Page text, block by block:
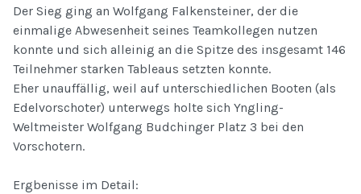
Der Sieg ging an Wolfgang Falkensteiner, der die
einmalige Abwesenheit seines Teamkollegen nutzen
konnte und sich alleinig an die Spitze des insgesamt 146
Teilnehmer starken Tableaus setzten konnte.
Eher unauffällig, weil auf unterschiedlichen Booten (als
Edelvorschoter) unterwegs holte sich Yngling-
Weltmeister Wolfgang Budchinger Platz 3 bei den
Vorschotern.
Ergbenisse im Detail: